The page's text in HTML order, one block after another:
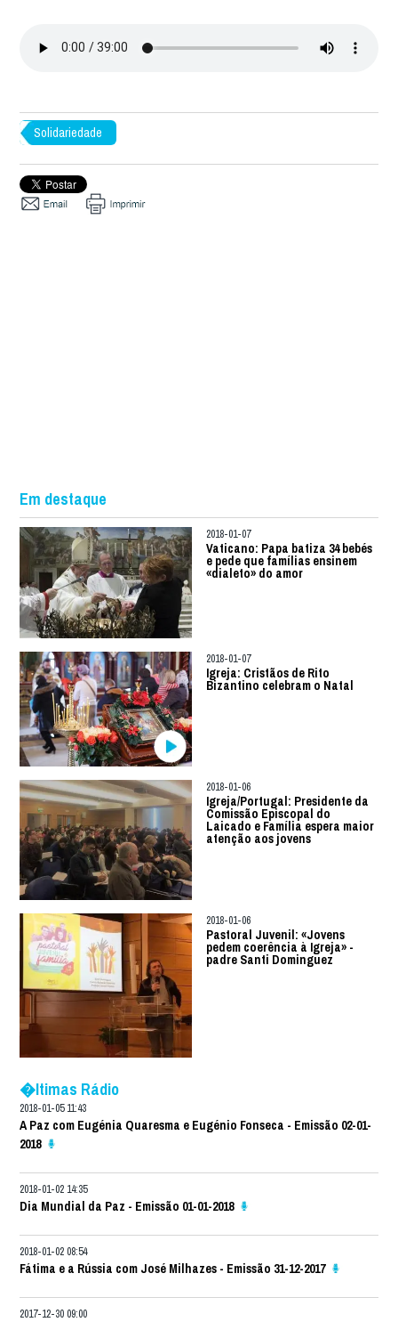
Solidariedade
Em destaque
2018-01-07
Vaticano: Papa batiza 34 bebés
e pede que famílias ensinem
«dialeto» do amor
2018-01-07
Igreja: Cristãos de Rito
Bizantino celebram o Natal
2018-01-06
Igreja/Portugal: Presidente da
Comissão Episcopal do
Laicado e Família espera maior
atenção aos jovens
2018-01-06
Pastoral Juvenil: «Jovens
pedem coerência à Igreja» -
padre Santi Dominguez
�ltimas Rádio
2018-01-05 11:43
A Paz com Eugénia Quaresma e Eugénio Fonseca - Emissão 02-01-
2018
2018-01-02 14:35
Dia Mundial da Paz - Emissão 01-01-2018
2018-01-02 08:54
Fátima e a Rússia com José Milhazes - Emissão 31-12-2017
2017-12-30 09:00